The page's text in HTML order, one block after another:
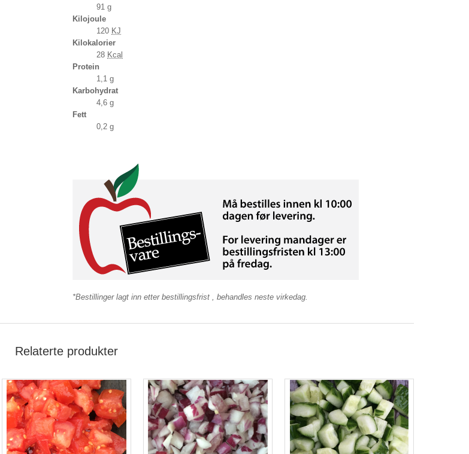
91 g
Kilojoule
120 KJ
Kilokalorier
28 Kcal
Protein
1,1 g
Karbohydrat
4,6 g
Fett
0,2 g
*Bestillinger lagt inn etter bestillingsfrist , behandles neste virkedag.
Relaterte produkter